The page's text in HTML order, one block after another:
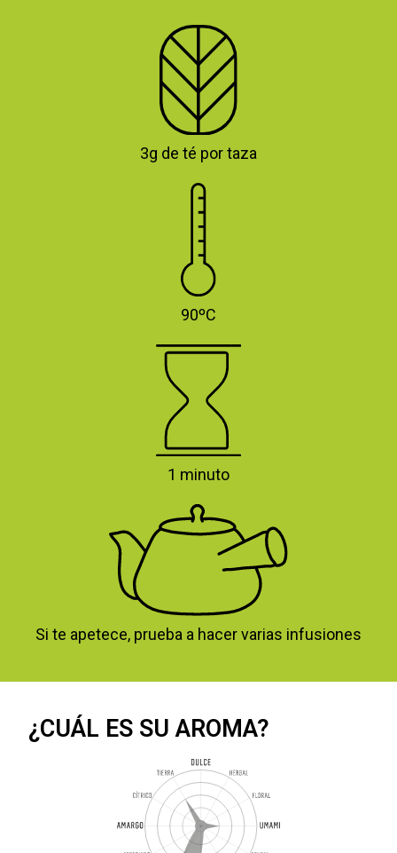
3g de té por taza
90ºC
1 minuto
Si te apetece, prueba a hacer varias infusiones
¿CUÁL ES SU AROMA?